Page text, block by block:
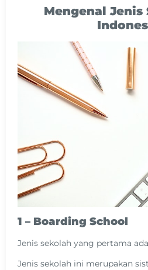
Mengenal Jenis
1 – Boarding School
Jenis sekolah yang pertama
Jenis sekolah ini merupakan